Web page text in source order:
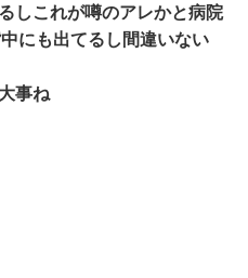
しこれが噂のアレかと病院
にも出てるし間違いない
事ね